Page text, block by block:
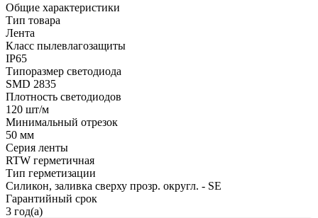
Общие характеристики
Тип товара
Лента
Класс пылевлагозащиты
IP65
Типоразмер светодиода
SMD 2835
Плотность светодиодов
120 шт/м
Минимальный отрезок
50 мм
Серия ленты
RTW герметичная
Тип герметизации
Силикон, заливка сверху прозр. округл. - SE
Гарантийный срок
3 год(а)